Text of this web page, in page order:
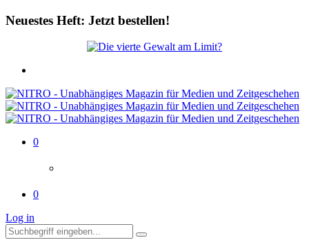
Neuestes Heft: Jetzt bestellen!
0
0
Log in